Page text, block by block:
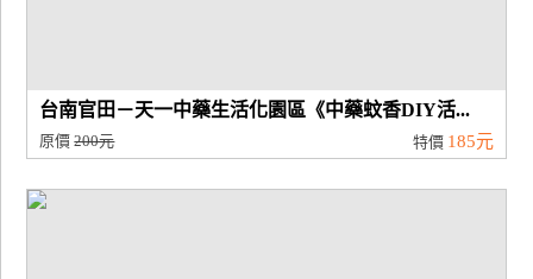
計
商
台南官田－天一中藥生活化園區《中藥蚊香DIY活...
原價200元 特價 185元